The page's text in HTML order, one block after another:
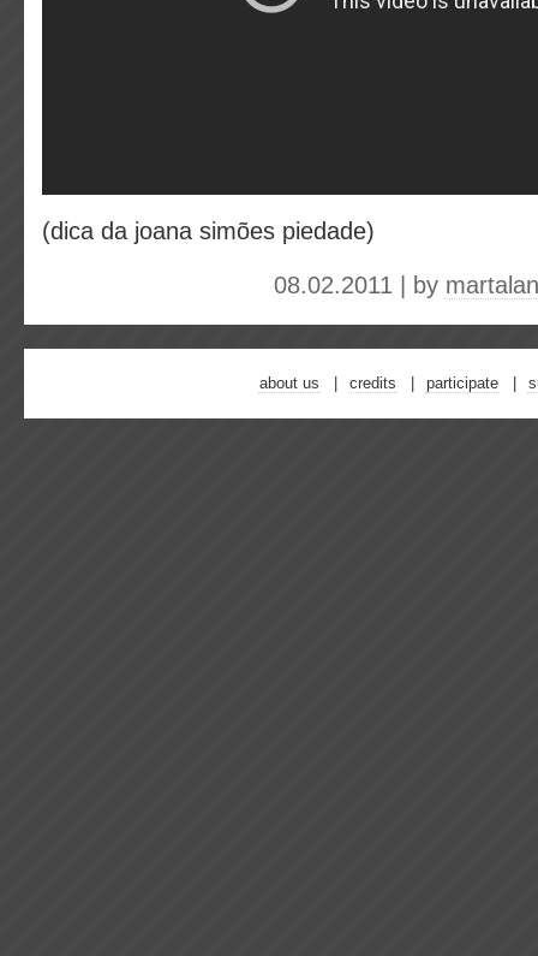
(dica da joana simões piedade)
08.02.2011 | by
about us credits participate